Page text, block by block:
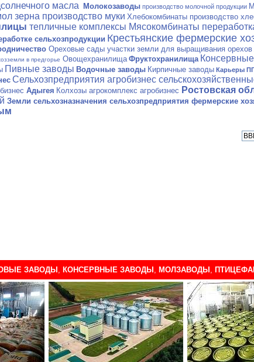
масла
Молокозаводы производство молочной продукции
зерна производство муки Хлебокомбинаты производство
тепличные комплексы Мясокомбинаты
сельхозпродукции Крестьянские фермерские
Ореховые сады участки земли для выращивания орехов
в предгорье Овощехранилища Фруктохранилища
Пивные заводы Водочные заводы Кирпичные заводы Карьеры
Сельхозпредприятия агробизнес
Адыгея Колхозы агрокомплекс агробизнес Ростовская
Земли сельхозназначения сельхозпредприятия фермерские
ЗАВОДЫ , КОНСЕРВНЫЕ ЗАВОДЫ , МОЛЗАВОДЫ ,